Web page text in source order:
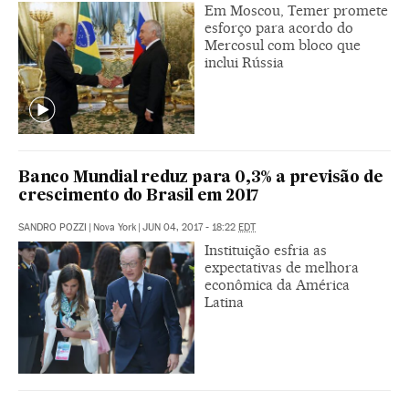
Em Moscou, Temer promete
esforço para acordo do
Mercosul com bloco que
inclui Rússia
Banco Mundial reduz para 0,3% a previsão de
crescimento do Brasil em 2017
SANDRO POZZI | Nova York | JUN 04, 2017 - 18:22 EDT
Instituição esfria as
expectativas de melhora
econômica da América
Latina